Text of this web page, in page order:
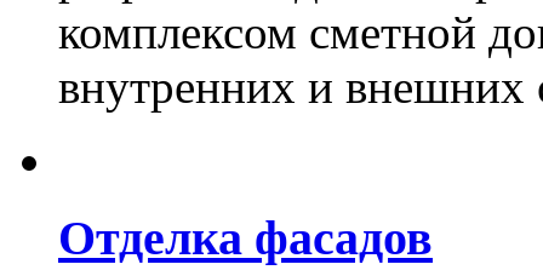
комплексом сметной
внутренних и внешних
Отделка фасадов